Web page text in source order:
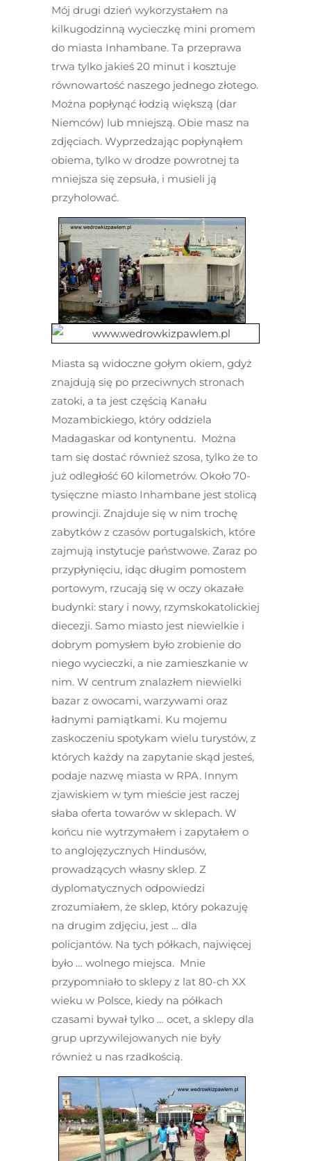
Mój drugi dzień wykorzystałem na
kilkugodzinną wycieczkę mini promem
do miasta Inhambane. Ta przeprawa
trwa tylko jakieś 20 minut i kosztuje
równowartość naszego jednego złotego.
Można popłynąć łodzią większą (dar
Niemców) lub mniejszą. Obie masz na
zdjęciach. Wyprzedzając popłynąłem
obiema, tylko w drodze powrotnej ta
mniejsza się zepsuła, i musieli ją
przyholować.
Miasta są widoczne gołym okiem, gdyż
znajdują się po przeciwnych stronach
zatoki, a ta jest częścią Kanału
Mozambickiego, który oddziela
Madagaskar od kontynentu. Można
tam się dostać również szosa, tylko że to
już odległość 60 kilometrów. Około 70-
tysięczne miasto Inhambane jest stolicą
prowincji. Znajduje się w nim trochę
zabytków z czasów portugalskich, które
zajmują instytucje państwowe. Zaraz po
przypłynięciu, idąc długim pomostem
portowym, rzucają się w oczy okazałe
budynki: stary i nowy, rzymskokatolickiej
diecezji. Samo miasto jest niewielkie i
dobrym pomysłem było zrobienie do
niego wycieczki, a nie zamieszkanie w
nim. W centrum znalazłem niewielki
bazar z owocami, warzywami oraz
ładnymi pamiątkami. Ku mojemu
zaskoczeniu spotykam wielu turystów, z
których każdy na zapytanie skąd jesteś,
podaje nazwę miasta w RPA. Innym
zjawiskiem w tym mieście jest raczej
słaba oferta towarów w sklepach. W
końcu nie wytrzymałem i zapytałem o
to anglojęzycznych Hindusów,
prowadzących własny sklep. Z
dyplomatycznych odpowiedzi
zrozumiałem, że sklep, który pokazuję
na drugim zdjęciu, jest … dla
policjantów. Na tych półkach, najwięcej
było … wolnego miejsca. Mnie
przypomniało to sklepy z lat 80-ch XX
wieku w Polsce, kiedy na półkach
czasami bywał tylko … ocet, a sklepy dla
grup uprzywilejowanych nie były
również u nas rzadkością.